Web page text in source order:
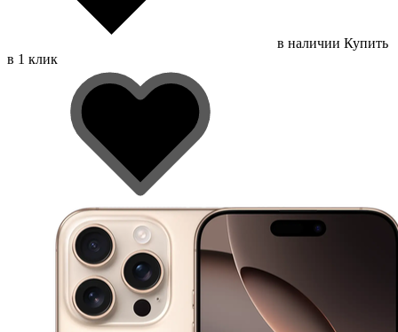
в наличии Купить
в 1 клик